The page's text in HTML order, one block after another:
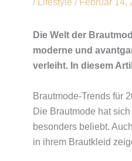
/ Lifestyle / Februar 14,
Die Welt der
moderne und
verleiht. In diesem
Brautmode-Trends für
Die Brautmode hat
besonders beliebt.
in ihrem Brautkleid